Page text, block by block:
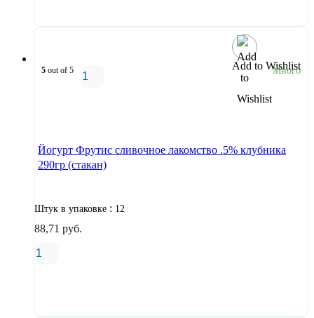
Add to Wishlist
5 out of 5 Много
Йогурт Фрутис сливочное лакомство .5% клубника
290гр (стакан)
Штук в упаковке : 12
88,71 руб.